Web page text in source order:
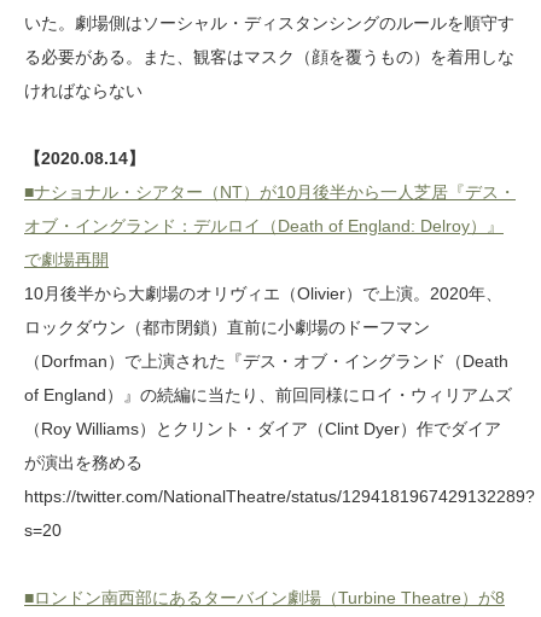
いた。劇場側はソーシャル・ディスタンシングのルールを順守す
る必要がある。また、観客はマスク（顔を覆うもの）を着用しな
ければならない
【2020.08.14】
■ナショナル・シアター（NT）が10月後半から一人芝居『デス・
オブ・イングランド：デルロイ（Death of England: Delroy）』
で劇場再開
10月後半から大劇場のオリヴィエ（Olivier）で上演。2020年、
ロックダウン（都市閉鎖）直前に小劇場のドーフマン
（Dorfman）で上演された『デス・オブ・イングランド（Death
of England）』の続編に当たり、前回同様にロイ・ウィリアムズ
（Roy Williams）とクリント・ダイア（Clint Dyer）作でダイア
が演出を務める
https://twitter.com/NationalTheatre/status/1294181967429132289?
s=20
■ロンドン南西部にあるターバイン劇場（Turbine Theatre）が8